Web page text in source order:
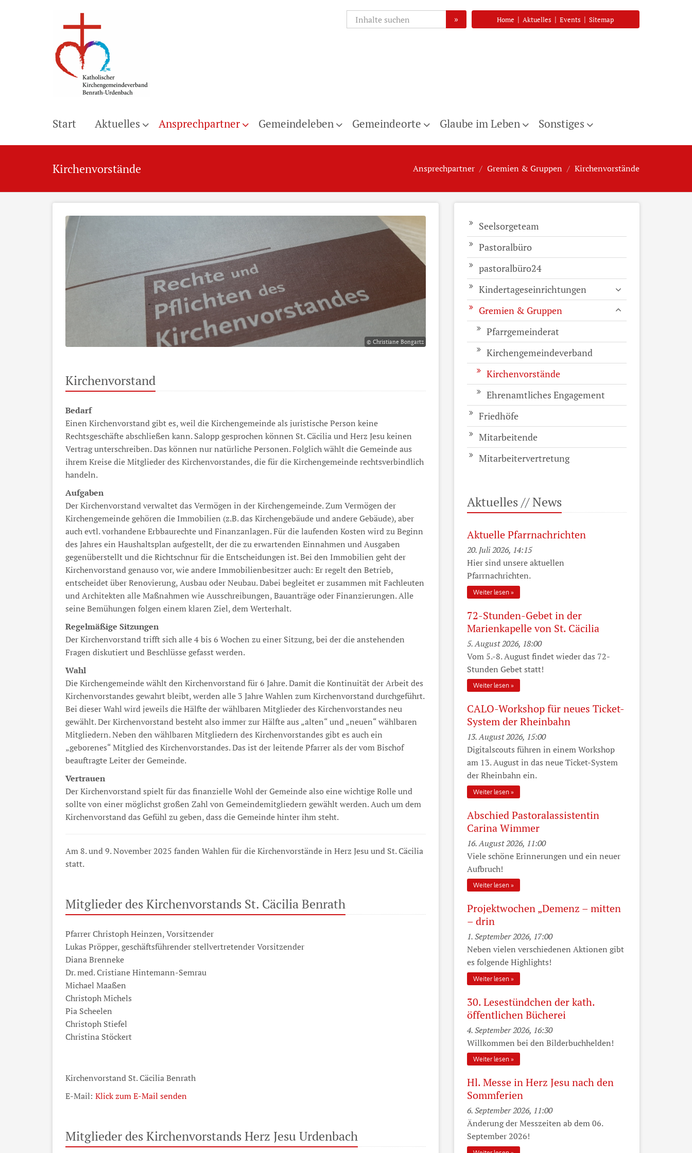
Home | Aktuelles | Events | Sitemap
»
Start Aktuelles Ansprechpartner Gemeindeleben Gemeindeorte Glaube im Leben Sonstiges
Kirchenvorstände Ansprechpartner Gremien & Gruppen Kirchenvorstände
© Christiane Bongartz
Kirchenvorstand
Bedarf
Einen Kirchenvorstand gibt es, weil die Kirchengemeinde als juristische Person keine
Rechtsgeschäfte abschließen kann. Salopp gesprochen können St. Cäcilia und Herz Jesu keinen
Vertrag unterschreiben. Das können nur natürliche Personen. Folglich wählt die Gemeinde aus
ihrem Kreise die Mitglieder des Kirchenvorstandes, die für die Kirchengemeinde rechtsverbindlich
handeln.
Aufgaben
Der Kirchenvorstand verwaltet das Vermögen in der Kirchengemeinde. Zum Vermögen der
Kirchengemeinde gehören die Immobilien (z.B. das Kirchengebäude und andere Gebäude), aber
auch evtl. vorhandene Erbbaurechte und Finanzanlagen. Für die laufenden Kosten wird zu Beginn
des Jahres ein Haushaltsplan aufgestellt, der die zu erwartenden Einnahmen und Ausgaben
gegenüberstellt und die Richtschnur für die Entscheidungen ist. Bei den Immobilien geht der
Kirchenvorstand genauso vor, wie andere Immobilienbesitzer auch: Er regelt den Betrieb,
entscheidet über Renovierung, Ausbau oder Neubau. Dabei begleitet er zusammen mit Fachleuten
und Architekten alle Maßnahmen wie Ausschreibungen, Bauanträge oder Finanzierungen. Alle
seine Bemühungen folgen einem klaren Ziel, dem Werterhalt.
Regelmäßige Sitzungen
Der Kirchenvorstand trifft sich alle 4 bis 6 Wochen zu einer Sitzung, bei der die anstehenden
Fragen diskutiert und Beschlüsse gefasst werden.
Wahl
Die Kirchengemeinde wählt den Kirchenvorstand für 6 Jahre. Damit die Kontinuität der Arbeit des
Kirchenvorstandes gewahrt bleibt, werden alle 3 Jahre Wahlen zum Kirchenvorstand durchgeführt.
Bei dieser Wahl wird jeweils die Hälfte der wählbaren Mitglieder des Kirchenvorstandes neu
gewählt. Der Kirchenvorstand besteht also immer zur Hälfte aus „alten“ und „neuen“ wählbaren
Mitgliedern. Neben den wählbaren Mitgliedern des Kirchenvorstandes gibt es auch ein
„geborenes“ Mitglied des Kirchenvorstandes. Das ist der leitende Pfarrer als der vom Bischof
beauftragte Leiter der Gemeinde.
Vertrauen
Der Kirchenvorstand spielt für das finanzielle Wohl der Gemeinde also eine wichtige Rolle und
sollte von einer möglichst großen Zahl von Gemeindemitgliedern gewählt werden. Auch um dem
Kirchenvorstand das Gefühl zu geben, dass die Gemeinde hinter ihm steht.
Am 8. und 9. November 2025 fanden Wahlen für die Kirchenvorstände in Herz Jesu und St. Cäcilia
statt.
Mitglieder des Kirchenvorstands St. Cäcilia Benrath
Pfarrer Christoph Heinzen, Vorsitzender
Lukas Pröpper, geschäftsführender stellvertretender Vorsitzender
Diana Brenneke
Dr. med. Cristiane Hintemann-Semrau
Michael Maaßen
Christoph Michels
Pia Scheelen
Christoph Stiefel
Christina Stöckert
Kirchenvorstand St. Cäcilia Benrath
E-Mail: Klick zum E-Mail senden
Mitglieder des Kirchenvorstands Herz Jesu Urdenbach
Seelsorgeteam
Pastoralbüro
pastoralbüro24
Kindertageseinrichtungen
Gremien & Gruppen
Pfarrgemeinderat
Kirchengemeindeverband
Kirchenvorstände
Ehrenamtliches Engagement
Friedhöfe
Mitarbeitende
Mitarbeitervertretung
Aktuelles // News
Aktuelle Pfarrnachrichten
20. Juli 2026, 14:15
Hier sind unsere aktuellen
Pfarrnachrichten.
Weiter lesen
72-Stunden-Gebet in der
Marienkapelle von St. Cäcilia
5. August 2026, 18:00
Vom 5.-8. August findet wieder das 72-
Stunden Gebet statt!
Weiter lesen
CALO-Workshop für neues Ticket-
System der Rheinbahn
13. August 2026, 15:00
Digitalscouts führen in einem Workshop
am 13. August in das neue Ticket-System
der Rheinbahn ein.
Weiter lesen
Abschied Pastoralassistentin
Carina Wimmer
16. August 2026, 11:00
Viele schöne Erinnerungen und ein neuer
Aufbruch!
Weiter lesen
Projektwochen „Demenz – mitten
– drin
1. September 2026, 17:00
Neben vielen verschiedenen Aktionen gibt
es folgende Highlights!
Weiter lesen
30. Lesestündchen der kath.
öffentlichen Bücherei
4. September 2026, 16:30
Willkommen bei den Bilderbuchhelden!
Weiter lesen
Hl. Messe in Herz Jesu nach den
Sommferien
6. September 2026, 11:00
Änderung der Messzeiten ab dem 06.
September 2026!